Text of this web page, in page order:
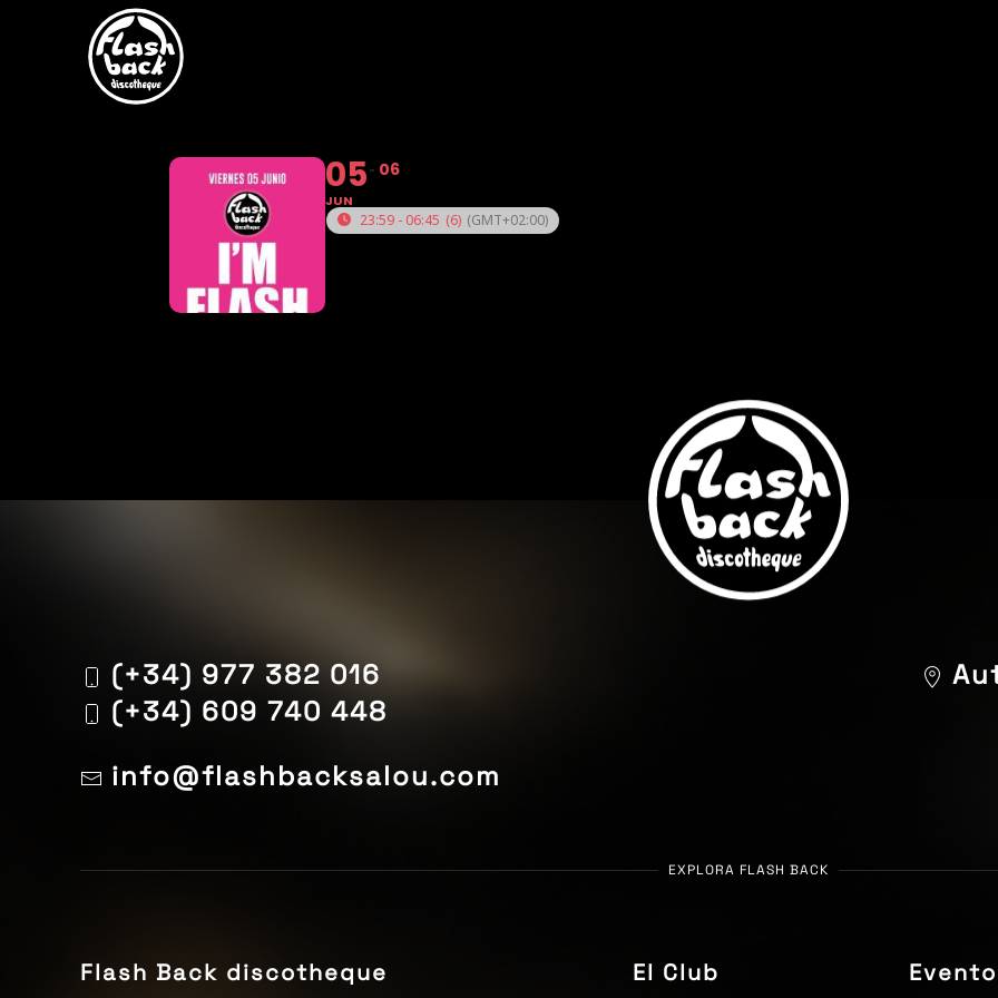
Skip to main content
05
JUN
06
23:59 - 06:45 (6) (GMT+02:00)
(+34) 977 382 016
(+34) 609 740 448
info@flashbacksalou.com
EXPLORA FLASH BACK
Flash Back discotheque El Club